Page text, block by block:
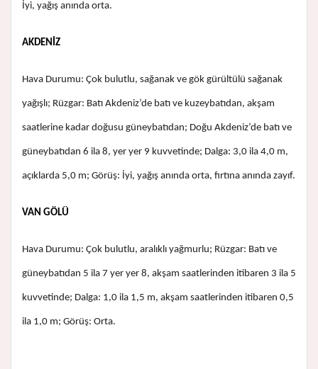
İyi, yağış anında orta.
AKDENİZ
Hava Durumu: Çok bulutlu, sağanak ve gök gürültülü sağanak
yağışlı; Rüzgar: Batı Akdeniz’de batı ve kuzeybatıdan, akşam
saatlerine kadar doğusu güneybatıdan; Doğu Akdeniz’de batı ve
güneybatıdan 6 ila 8, yer yer 9 kuvvetinde; Dalga: 3,0 ila 4,0 m,
açıklarda 5,0 m; Görüş: İyi, yağış anında orta, fırtına anında zayıf.
VAN GÖLÜ
Hava Durumu: Çok bulutlu, aralıklı yağmurlu; Rüzgar: Batı ve
güneybatıdan 5 ila 7 yer yer 8, akşam saatlerinden itibaren 3 ila 5
kuvvetinde; Dalga: 1,0 ila 1,5 m, akşam saatlerinden itibaren 0,5
ila 1,0 m; Görüş: Orta.